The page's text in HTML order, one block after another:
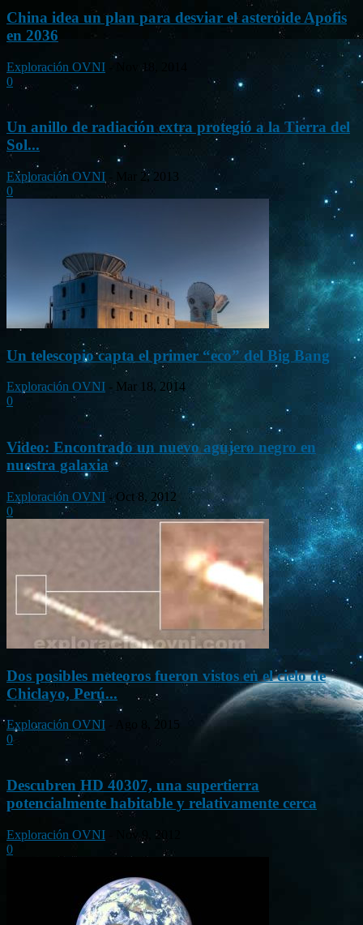
China idea un plan para desviar el asteroide Apofis
en 2036
Exploración OVNI
Nov 18, 2014
0
Un anillo de radiación extra protegió a la Tierra del
Sol...
Exploración OVNI
Mar 2, 2013
0
Un telescopio capta el primer “eco” del Big Bang
Exploración OVNI - Mar 18, 2014
0
Video: Encontrado un nuevo agujero negro en
nuestra galaxia
Exploración OVNI - Oct 8, 2012
0
Dos posibles meteoros fueron vistos en el cielo de
Chiclayo, Perú...
Exploración OVNI
Ago 8, 2015
0
Descubren HD 40307, una supertierra
potencialmente habitable y relativamente cerca
Exploración OVNI
Nov 9, 2012
0